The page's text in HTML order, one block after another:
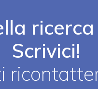
Scrivici!